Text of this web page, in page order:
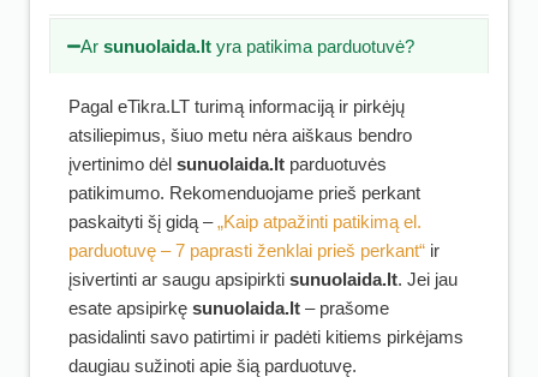
Arsunuolaida.lt yra patikima parduotuvė?
Pagal eTikra.LT turimą informaciją ir pirkėjų
atsiliepimus, šiuo metu nėra aiškaus bendro
įvertinimo dėl sunuolaida.lt parduotuvės
patikimumo. Rekomenduojame prieš perkant
paskaityti šį gidą –„Kaip atpažinti patikimą el.
parduotuvę – 7 paprasti ženklai prieš perkant“ ir
įsivertinti ar saugu apsipirkti sunuolaida.lt. Jei jau
esate apsipirkę sunuolaida.lt – prašome
pasidalinti savo patirtimi ir padėti kitiems pirkėjams
daugiau sužinoti apie šią parduotuvę.